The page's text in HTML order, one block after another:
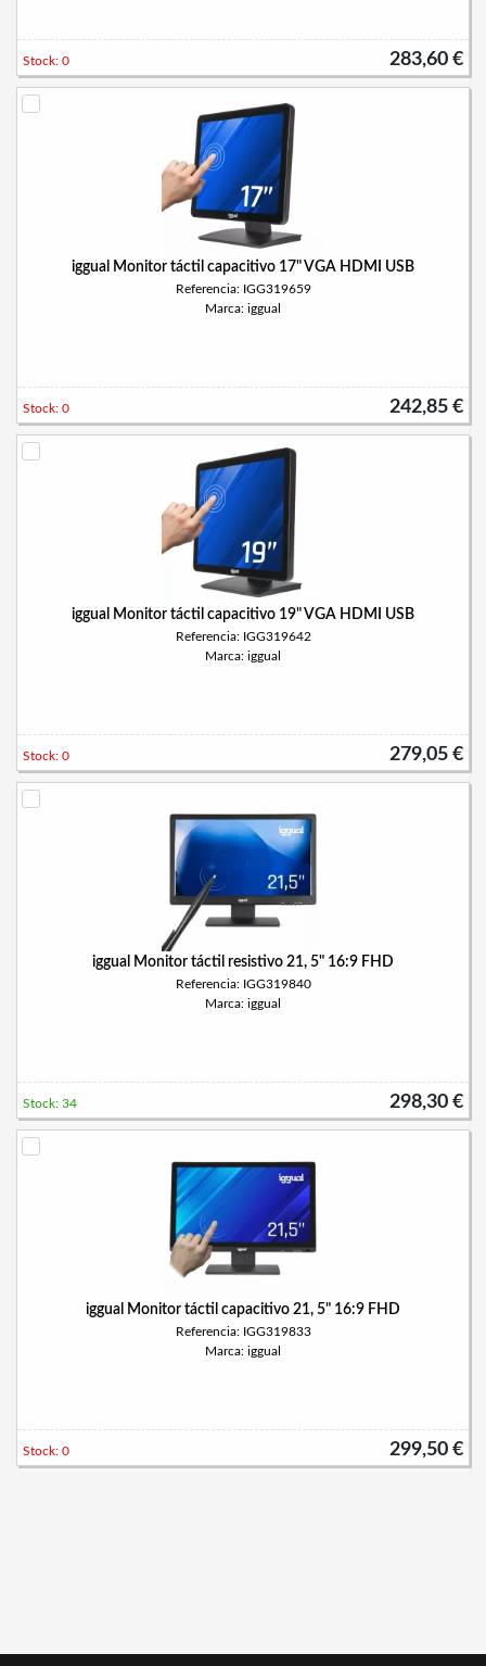
283,60 €
Stock: 0
iggual Monitor táctil capacitivo 17" VGA HDMI USB
Referencia: IGG319659
Marca: iggual
242,85 €
Stock: 0
iggual Monitor táctil capacitivo 19" VGA HDMI USB
Referencia: IGG319642
Marca: iggual
279,05 €
Stock: 0
iggual Monitor táctil resistivo 21, 5" 16:9 FHD
Referencia: IGG319840
Marca: iggual
298,30 €
Stock: 34
iggual Monitor táctil capacitivo 21, 5" 16:9 FHD
Referencia: IGG319833
Marca: iggual
299,50 €
Stock: 0